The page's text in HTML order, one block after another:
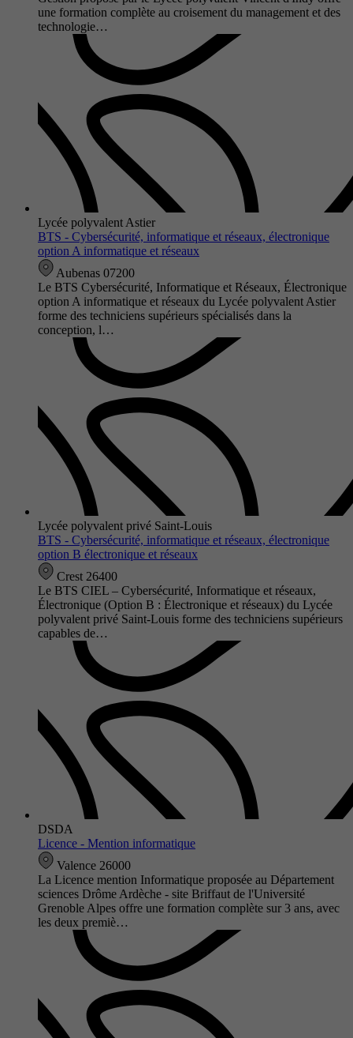
une formation complète au croisement du management et des
technologie…
Lycée polyvalent Astier
BTS - Cybersécurité, informatique et réseaux, électronique
option A informatique et réseaux
Aubenas 07200
Le BTS Cybersécurité, Informatique et Réseaux, Électronique
option A informatique et réseaux du Lycée polyvalent Astier
forme des techniciens supérieurs spécialisés dans la
conception, l…
Lycée polyvalent privé Saint-Louis
BTS - Cybersécurité, informatique et réseaux, électronique
option B électronique et réseaux
Crest 26400
Le BTS CIEL – Cybersécurité, Informatique et réseaux,
Électronique (Option B : Électronique et réseaux) du Lycée
polyvalent privé Saint-Louis forme des techniciens supérieurs
capables de…
DSDA
Licence - Mention informatique
Valence 26000
La Licence mention Informatique proposée au Département
sciences Drôme Ardèche - site Briffaut de l'Université
Grenoble Alpes offre une formation complète sur 3 ans, avec
les deux premiè…